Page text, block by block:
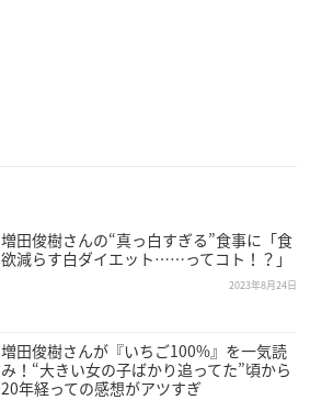
増田俊樹さんの“真っ白すぎる”食事に「食
欲減らす白ダイエット……ってコト！？」
2023年8月24日
増田俊樹さんが『いちご100%』を一気読
み！“大きい女の子ばかり追ってた”頃から
20年経っての感想がアツすぎ